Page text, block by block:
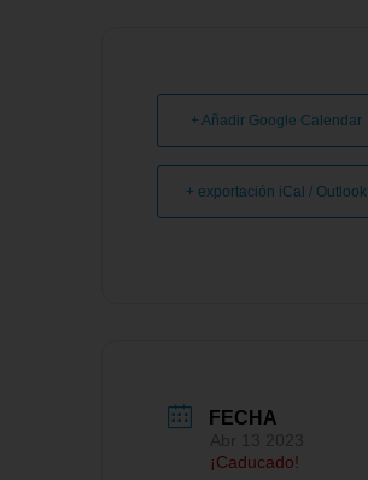
+ Añadir Google Calendar
+ exportación iCal / Outlook
FECHA
¡Caducado!